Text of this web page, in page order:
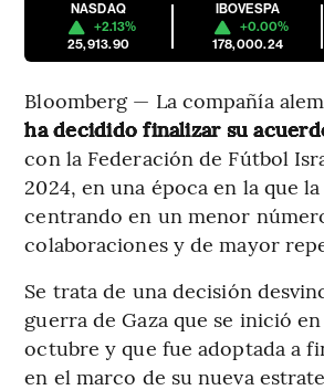
NASDAQ
+2.13%
25,913.90
IBOVESPA
+0.00%
178,000.24
Bloomberg — La compañía
ha decidido finalizar su
con la Federación de Fútbol
2024, en una época en la que
centrando en un menor
colaboraciones y de mayor
Se trata de una decisión
guerra de Gaza que se inició
octubre y que fue adoptada a
en el marco de su nueva